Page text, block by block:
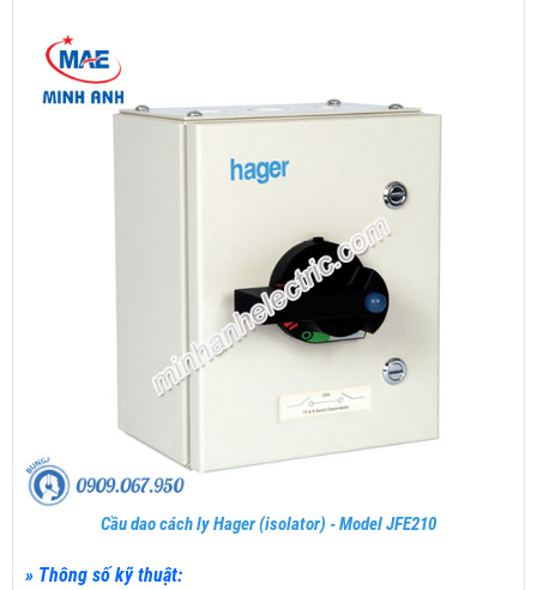
Cầu dao cách ly Hager (isolator) - Model JFE210
» Thông số kỹ thuật: